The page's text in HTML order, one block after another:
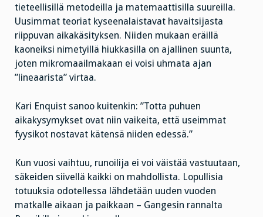
tieteellisillä metodeilla ja matemaattisilla suureilla.
Uusimmat teoriat kyseenalaistavat havaitsijasta
riippuvan aikakäsityksen. Niiden mukaan eräillä
kaoneiksi nimetyillä hiukkasilla on ajallinen suunta,
joten mikromaailmakaan ei voisi uhmata ajan
”lineaarista” virtaa.
Kari Enquist sanoo kuitenkin: ”Totta puhuen
aikakysymykset ovat niin vaikeita, että useimmat
fyysikot nostavat kätensä niiden edessä.”
Kun vuosi vaihtuu, runoilija ei voi väistää vastuutaan,
säkeiden siivellä kaikki on mahdollista. Lopullisia
totuuksia odotellessa lähdetään uuden vuoden
matkalle aikaan ja paikkaan – Gangesin rannalta